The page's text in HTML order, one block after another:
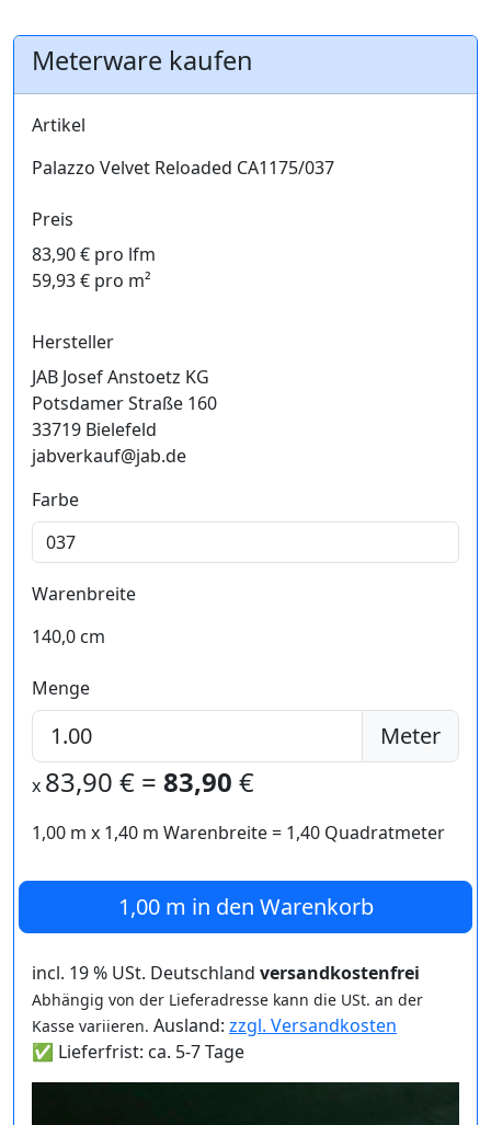
Meterware kaufen
Artikel
Palazzo Velvet Reloaded CA1175/037
Preis
83,90 € pro lfm
59,93 € pro m²
Hersteller
JAB Josef Anstoetz KG
Potsdamer Straße 160
33719 Bielefeld
jabverkauf@jab.de
Farbe
Warenbreite
140,0 cm
Menge
Meter
x 83,90 € = 83,90 €
1,00 m x 1,40 m Warenbreite = 1,40 Quadratmeter
1,00 m in den Warenkorb
incl. 19 % USt. Deutschland versandkostenfrei
Abhängig von der Lieferadresse kann die USt. an der
Kasse variieren. Ausland: zzgl. Versandkosten
✅ Lieferfrist: ca. 5-7 Tage